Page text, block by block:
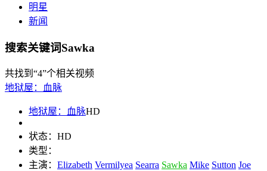
明星
新闻
搜索关键词Sawka
共找到 “4”个相关视频
地狱屋：血脉
地狱屋：血脉HD
状态： HD
类型：
主演： Elizabeth Vermilyea Searra Sawka Mike Sutton Joe